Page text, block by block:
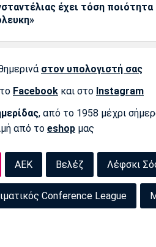
έχει τόση ποιότητα
στον υπολογιστή σας
Facebook και στο Instagram
, από το 1958 μέχρι
από το eshop μας
ΑΕΚ Βελέζ Λέφσκι
Conference League